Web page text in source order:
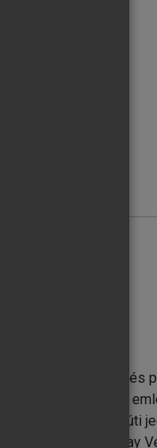
jeles reformkori író és
2022. május 19-én
Gángó Gábor az úti
kérdéssel, Lehotay